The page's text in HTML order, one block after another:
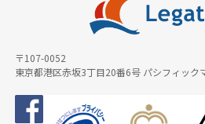
〒107-0052
東京都港区赤坂3丁目20番6号 パシフィック